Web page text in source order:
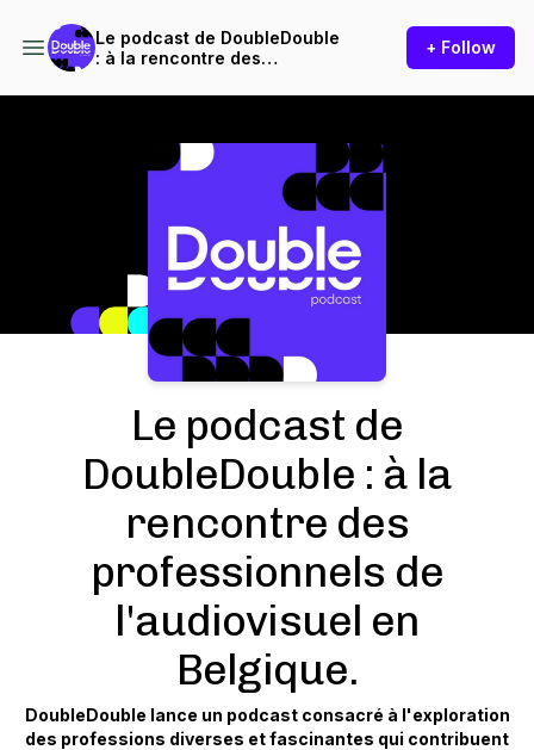
Le podcast de DoubleDouble
: à la rencontre des
l'audiovisuel en Belgique.
+ Follow
Le podcast de
DoubleDouble : à la
rencontre des
professionnels de
l'audiovisuel en
Belgique.
DoubleDouble lance un podcast consacré à l'exploration
des professions diverses et fascinantes qui contribuent